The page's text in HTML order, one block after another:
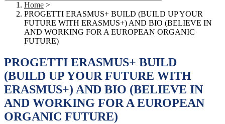
Home >
PROGETTI ERASMUS+ BUILD (BUILD UP YOUR
FUTURE WITH ERASMUS+) AND BIO (BELIEVE IN
AND WORKING FOR A EUROPEAN ORGANIC
FUTURE)
PROGETTI ERASMUS+ BUILD
(BUILD UP YOUR FUTURE WITH
ERASMUS+) AND BIO (BELIEVE IN
AND WORKING FOR A EUROPEAN
ORGANIC FUTURE)